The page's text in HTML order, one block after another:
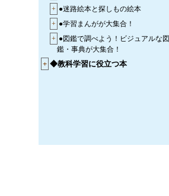
+ ●迷路絵本と探しもの絵本
+ ●学習まんがが大集合！
+ ●図鑑で調べよう！ビジュアルな図
鑑・事典が大集合！
+ ◆教科学習に役立つ本